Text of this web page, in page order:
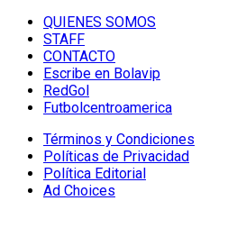
QUIENES SOMOS
STAFF
CONTACTO
Escribe en Bolavip
RedGol
Futbolcentroamerica
Términos y Condiciones
Políticas de Privacidad
Política Editorial
Ad Choices